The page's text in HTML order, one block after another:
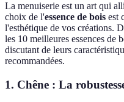
La menuiserie est un art qui
choix de l'essence de bois est
l'esthétique de vos créations.
les 10 meilleures essences de
discutant de leurs
recommandées.
1. Chêne : La